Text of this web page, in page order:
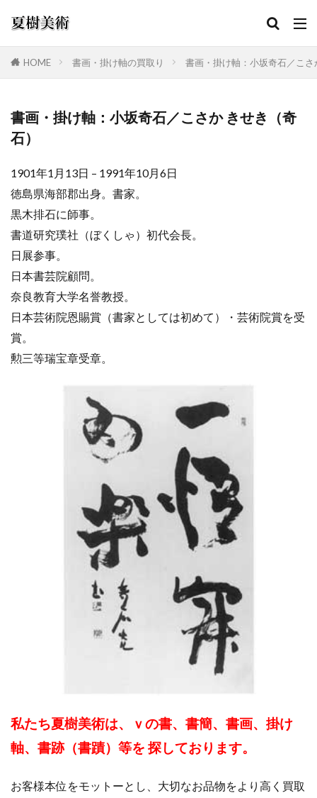
HOME 書画・掛け軸の買取り 書画・掛け軸：小坂奇石／こ
書画・掛け軸：小坂奇石／こさか きせき（奇
石）
1901年1月13日 – 1991年10月6日
徳島県海部郡出身。書家。
黒木排石に師事。
書道研究璞社（ぼくしゃ）初代会長。
日展参事。
日本書芸院顧問。
奈良教育大学名誉教授。
日本芸術院恩賜賞（書家としては初めて）・芸術院賞を受
賞。
勲三等瑞宝章受章。
私たち夏樹美術は、ｖの書、書簡、書画、掛け
軸、書跡（書蹟）等を 探しております。
お客様本位をモットーとし、大切なお品物をより高く買取
カテゴリー